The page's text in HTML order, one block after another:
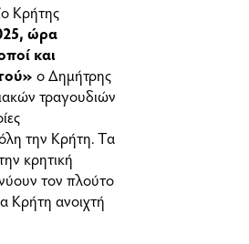
Κρήτης
ώρα
και
ο Δημήτρης
τραγουδιών
την Κρήτη. Tα
κρητική
τον πλούτο
Κρήτη ανοιχτή